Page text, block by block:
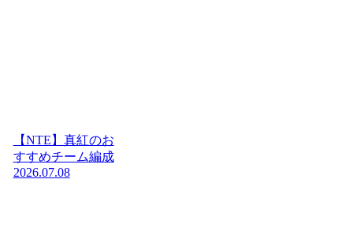
【NTE】真紅のお
すすめチーム編成
2026.07.08